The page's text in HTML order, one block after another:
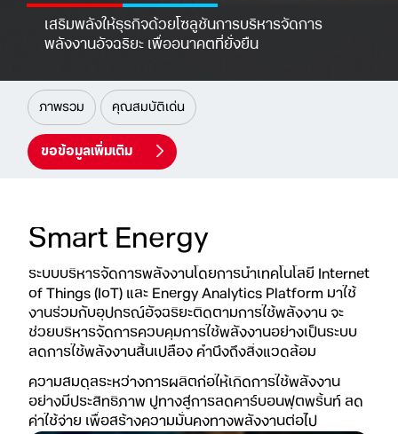
เสริมพลังให้ธุรกิจด้วยโซลูชันการบริหารจัดการ
พลังงานอัจฉริยะเพื่ออนาคตที่ยั่งยืน
ภาพรวม คุณสมบัติเด่น
ขอข้อมูลเพิ่มเติม
Smart Energy
ระบบบริหารจัดการพลังงานโดยการนำเทคโนโลยี Internet
of Things (IoT) และ Energy Analytics Platform มาใช้
งานร่วมกับอุปกรณ์อัจฉริยะติดตามการใช้พลังงาน จะ
ช่วยบริหารจัดการควบคุมการใช้พลังงานอย่างเป็นระบบ
ลดการใช้พลังงานสิ้นเปลือง คำนึงถึงสิ่งแวดล้อม
ความสมดุลระหว่างการผลิตก่อให้เกิดการใช้พลังงาน
อย่างมีประสิทธิภาพ ปูทางสู่การลดคาร์บอนฟุตพริ้นท์ ลด
ค่าใช้จ่าย เพื่อสร้างความมั่นคงทางพลังงานต่อไป